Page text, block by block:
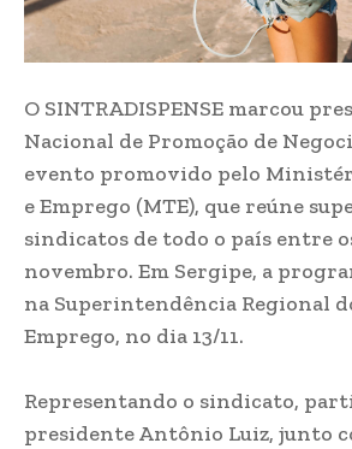
O SINTRADISPENSE marcou
Nacional de Promoção de
evento promovido pelo
e Emprego (MTE), que reúne
sindicatos de todo o país entre
novembro. Em Sergipe, a
na Superintendência Regional
Emprego, no dia 13/11.
Representando o sindicato,
presidente Antônio Luiz, junto